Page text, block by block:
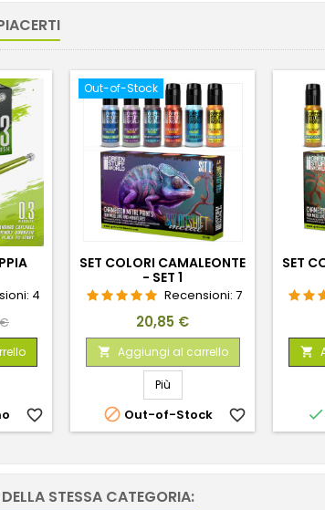
4
favorite_border
Out-of-Stock
SET COLORI CAMALEONTE
- SET 1
Recensioni: 7
Prezzo
20,85 €
 Aggiungi al carrello
Più
 Out-of-Stock favorite_border
SET


STESSA CATEGORIA: